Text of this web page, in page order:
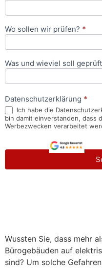
Wo sollen wir prüfen? *
Was und wieviel soll
Datenschutzerklärung *
Ich habe die
bin damit einverstanden, dass
Werbezwecken verarbeitet
Wussten Sie, dass mehr
Bürogebäuden auf
sind? Um solche